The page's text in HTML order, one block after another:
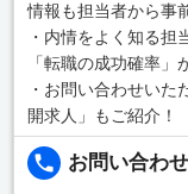
情報も担当者から事
・内情をよく知る担
「転職の成功確率」
・お問い合わせい
開求人」もご紹介！
お問い合わ